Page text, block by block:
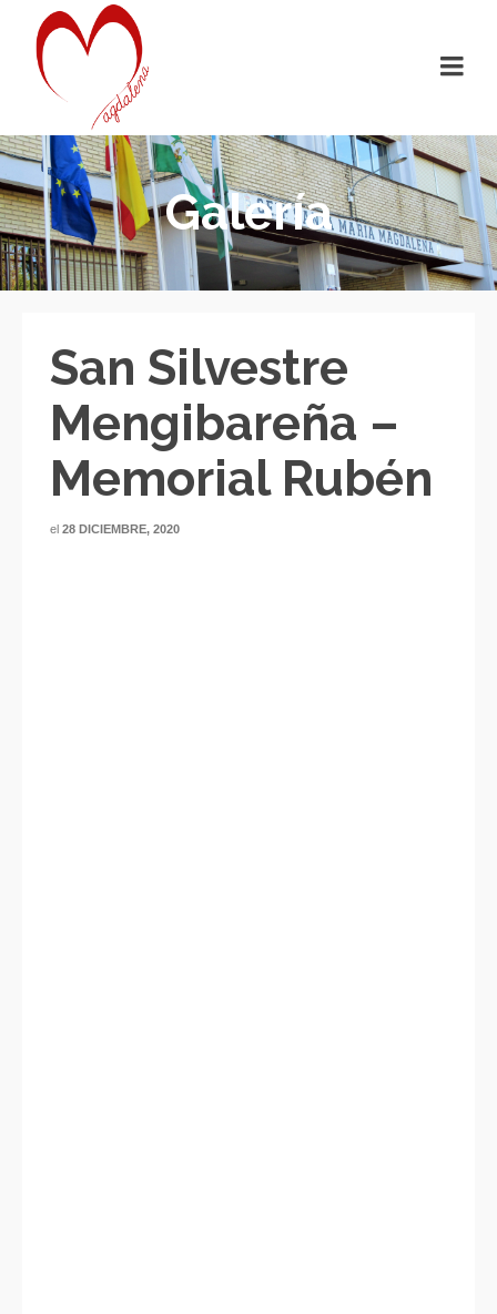
Galería
San Silvestre
Mengibareña –
Memorial Rubén
el 28 DICIEMBRE, 2020